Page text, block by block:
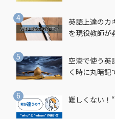
英語上達の
を現役教師が
空港で使う英
く時に丸暗記
難しくない